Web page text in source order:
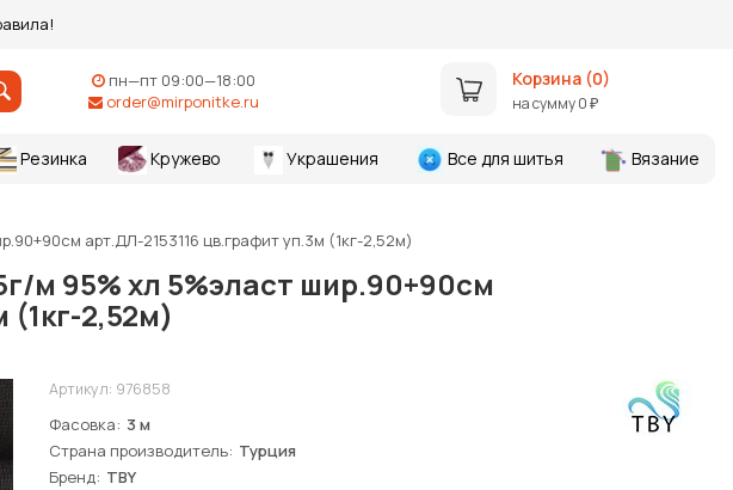
пн—пт 09:00—18:00
order@mirponitke.ru
Корзина (0)
на сумму0 ₽
Резинка Кружево Украшения Все для шитья Вязание
арт.ДЛ-2153116 цв.графит уп.3м (1кг-2,52м)
м 95% хл 5%эласт шир.90+90см
(1кг-2,52м)
Артикул: 976858
Фасовка
3 м
Страна производитель Турция
Бренд TBY